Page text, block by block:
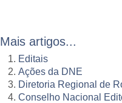
Mais artigos...
Editais
Ações da DNE
Diretoria Regional de
Conselho Nacional